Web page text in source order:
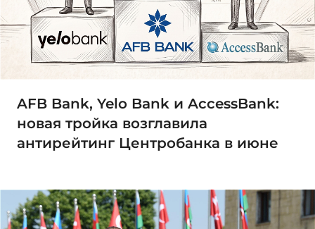
AFB Bank, Yelo Bank и AccessBank:
новая тройка возглавила
антирейтинг Центробанка в июне